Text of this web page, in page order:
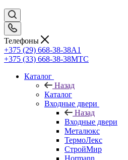
Телефоны
+375 (29) 668-38-38A1
+375 (33) 668-38-38МТС
Каталог
Назад
Каталог
Входные двери
Назад
Входные двери
Металюкс
ТермоЛекс
СтройМир
Hormann